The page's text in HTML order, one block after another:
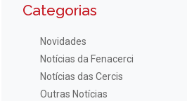
Categorias
Novidades
Notícias da Fenacerci
Notícias das Cercis
Outras Notícias